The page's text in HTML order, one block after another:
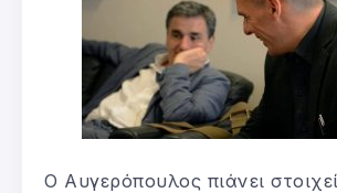
Ο Αυγερόπουλος πιάνει